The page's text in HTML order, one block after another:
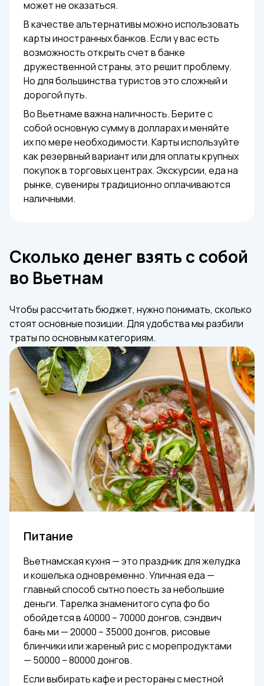
может не оказаться.
В качестве альтернативы можно использовать
карты иностранных банков. Если у вас есть
возможность открыть счет в банке
дружественной страны, это решит проблему.
Но для большинства туристов это сложный и
дорогой путь.
Во Вьетнаме важна наличность. Берите с
собой основную сумму в долларах и меняйте
их по мере необходимости. Карты используйте
как резервный вариант или для оплаты крупных
покупок в торговых центрах. Экскурсии, еда на
рынке, сувениры традиционно оплачиваются
наличными.
Сколько денег взять с собой
во Вьетнам
Чтобы рассчитать бюджет, нужно понимать, сколько
стоят основные позиции. Для удобства мы разбили
траты по основным категориям.
Питание
Вьетнамская кухня — это праздник для желудка
и кошелька одновременно. Уличная еда —
главный способ сытно поесть за небольшие
деньги. Тарелка знаменитого супа фо бо
обойдется в 40000 – 70000 донгов, сэндвич
бань ми — 20000 – 35000 донгов, рисовые
блинчики или жареный рис с морепродуктами
— 50000 – 80000 донгов.
Если выбирать кафе и рестораны с местной